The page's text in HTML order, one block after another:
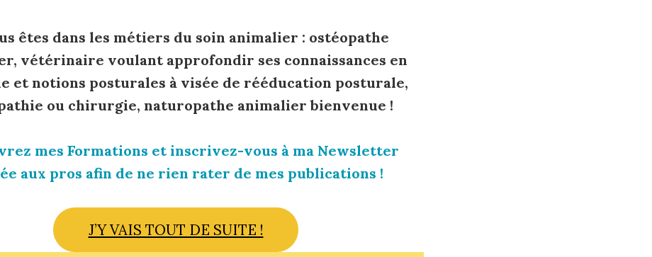
êtes dans les métiers du soin animalier : ostéopathe
vétérinaire voulant approfondir ses connaissances en
et notions posturales à visée de rééducation posturale,
ou chirurgie, naturopathe animalier bienvenue !
mes Formations et inscrivez-vous à ma Newsletter
aux pros afin de ne rien rater de mes publications !
J’Y VAIS TOUT DE SUITE !